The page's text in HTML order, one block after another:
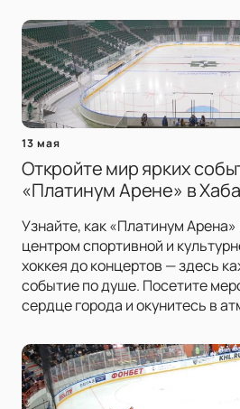
13 мая
Откройте мир ярких
«Платинум Арене» в
Узнайте, как «Платинум
центром спортивной и
хоккея до концертов — здесь
событие по душе. Посетите
сердце города и окунитесь в